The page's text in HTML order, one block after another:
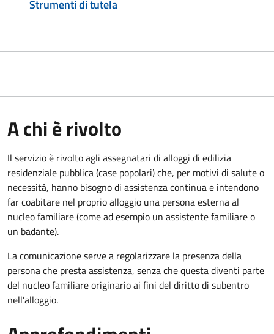
Strumenti di tutela
A chi è rivolto
Il servizio è rivolto agli assegnatari di alloggi di edilizia
residenziale pubblica (case popolari) che, per motivi di salute o
necessità, hanno bisogno di assistenza continua e intendono
far coabitare nel proprio alloggio una persona esterna al
nucleo familiare (come ad esempio un assistente familiare o
un badante).
La comunicazione serve a regolarizzare la presenza della
persona che presta assistenza, senza che questa diventi parte
del nucleo familiare originario ai fini del diritto di subentro
nell'alloggio.